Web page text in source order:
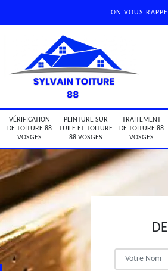
ON VOUS
VÉRIFICATION
DE TOITURE 88
VOSGES
PEINTURE SUR
TUILE ET TOITURE
88 VOSGES
TRAITEMENT
DE TOITURE 88
VOSGES